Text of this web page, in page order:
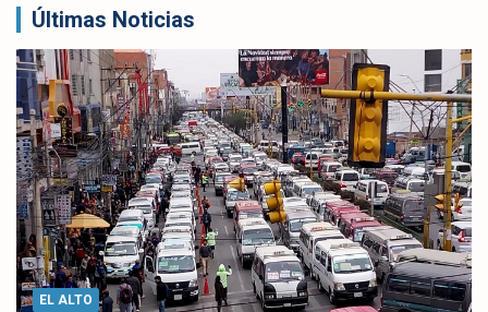
Últimas Noticias
EL ALTO